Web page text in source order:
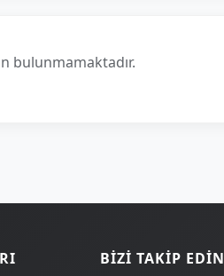
bulunmamaktadır.
BIZI TAKIP EDIN